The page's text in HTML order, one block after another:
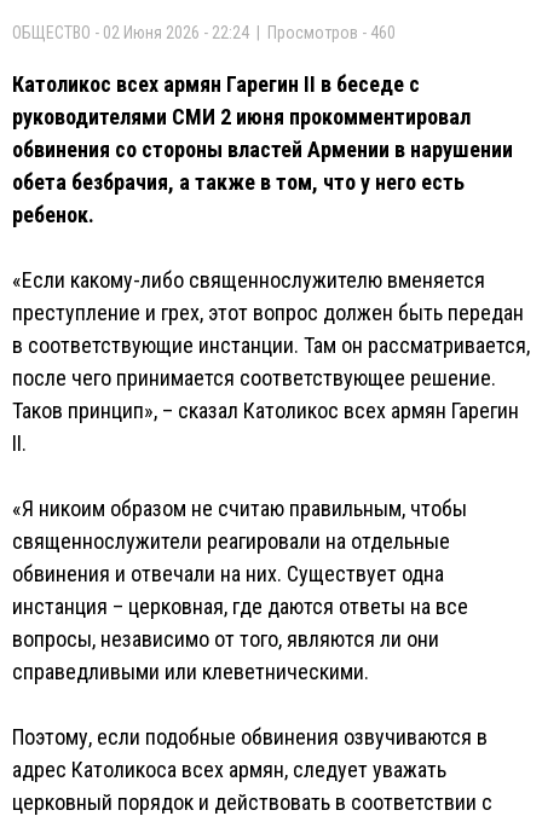
ОБЩЕСТВО - 02 Июня 2026 - 22:24 | Просмотров - 460
Католикос всех армян Гарегин II в беседе с
руководителями СМИ 2 июня прокомментировал
обвинения со стороны властей Армении в нарушении
обета безбрачия, а также в том, что у него есть
ребенок.
«Если какому-либо священнослужителю вменяется
преступление и грех, этот вопрос должен быть передан
в соответствующие инстанции. Там он рассматривается,
после чего принимается соответствующее решение.
Таков принцип», – сказал Католикос всех армян Гарегин
II.
«Я никоим образом не считаю правильным, чтобы
священнослужители реагировали на отдельные
обвинения и отвечали на них. Существует одна
инстанция – церковная, где даются ответы на все
вопросы, независимо от того, являются ли они
справедливыми или клеветническими.
Поэтому, если подобные обвинения озвучиваются в
адрес Католикоса всех армян, следует уважать
церковный порядок и действовать в соответствии с